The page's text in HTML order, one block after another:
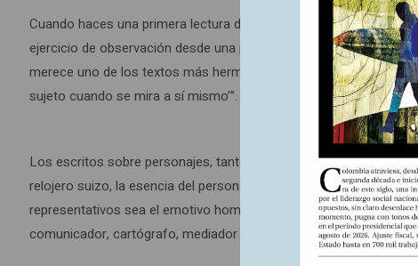
Cuando haces una primera lectura de El trienio pandémico y la
ejercicio de observación desde una perspectiva influenciada por
merece uno de los textos más hermosos por parte del autor:
sujeto cuando se mira a sí mismo’”.
Los escritos sobre personajes, tanto históricos como
relojero suizo, la esencia del personaje emerge con toda su
representativos sea el emotivo homenaje póstumo que hace a
comunicador, cartógrafo, mediador […] en todas esas facetas de